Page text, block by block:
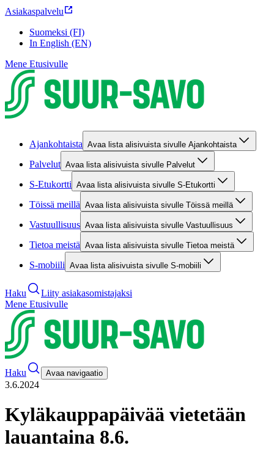
Asiakaspalvelu
Suomeksi (FI)
In English (EN)
Mene Etusivulle
Ajankohtaista Avaa lista alisivuista sivulle Ajankohtaista
Palvelut Avaa lista alisivuista sivulle Palvelut
S-Etukortti Avaa lista alisivuista sivulle S-Etukortti
Töissä meillä Avaa lista alisivuista sivulle Töissä meillä
Vastuullisuus Avaa lista alisivuista sivulle Vastuullisuus
Tietoa meistä Avaa lista alisivuista sivulle Tietoa meistä
S-mobiili Avaa lista alisivuista sivulle S-mobiili
Haku
Liity asiakasomistajaksi
Mene Etusivulle
Haku Avaa navigaatio
3.6.2024
Kyläkauppapäivää vietetään
lauantaina 8.6.